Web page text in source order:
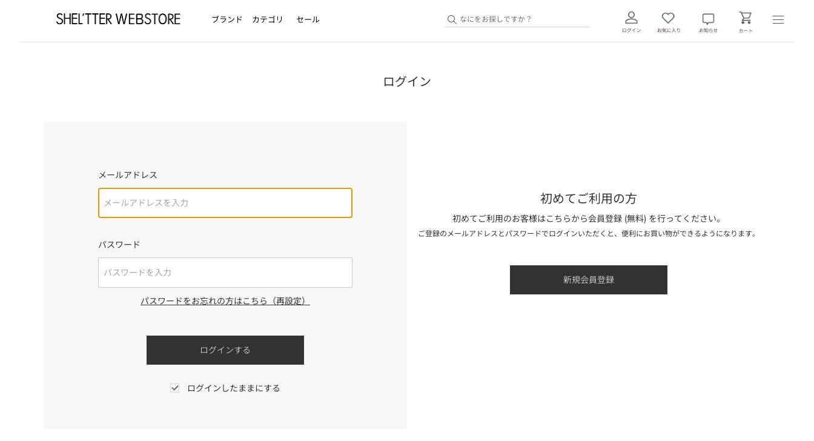
ブランド カテゴリ セール
ログイン
メールアドレス
パスワード
パスワードをお忘れの方はこちら（再設定）
ログインしたままにする
初めてご利用の方
初めてご利用のお客様はこちらから会員登録 (無料) を行ってください。
ご登録のメールアドレスとパスワードでログインいただくと、便利にお買い物ができるようになります。